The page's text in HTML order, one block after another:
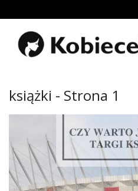
Uroda
Miłość
Przepisy
kulinarne
książki - Strona 1